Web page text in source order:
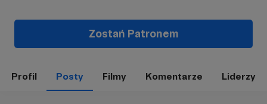
Zostań Patronem
Profil Posty Filmy Komentarze Liderzy